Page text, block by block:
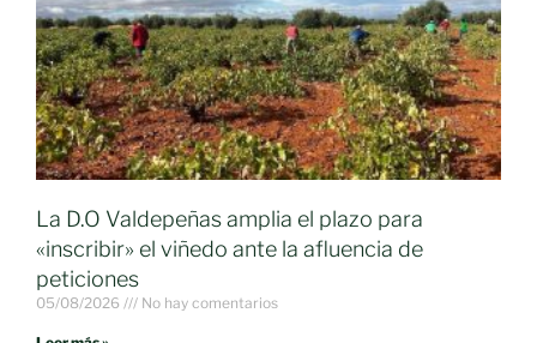
La D.O Valdepeñas amplia el plazo para
«inscribir» el viñedo ante la afluencia de
peticiones
05/08/2026 No hay comentarios